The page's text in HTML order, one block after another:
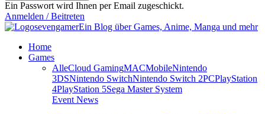
Ein Passwort wird Ihnen per Email zugeschickt.
Anmelden / Beitreten
sevengamerEin Blog über Games, Anime, Manga und mehr
Home
Games
AlleCloud GamingMACMobileNintendo
3DSNintendo SwitchNintendo Switch 2PCPlayStation
4PlayStation 5Sega Master System
Event News